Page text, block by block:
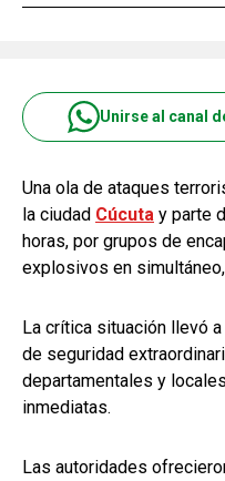
Unirse al canal
Una ola de ataques
la ciudad Cúcuta y parte
horas, por grupos de
explosivos en
La crítica situación llevó
de seguridad
departamentales y
inmediatas.
Las autoridades